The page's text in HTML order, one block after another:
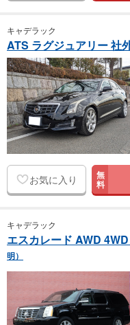
キャデラック
ATS ラグジュアリー 社
お気に入り 無
料
キャデラック
エスカレード AWD
明）